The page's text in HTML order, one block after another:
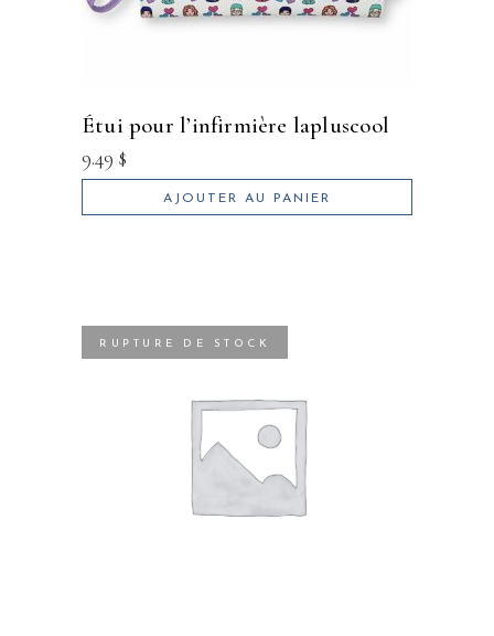
étui pour l’infirmière lapluscool
9.49 $
AJOUTER AU PANIER
RUPTURE DE STOCK